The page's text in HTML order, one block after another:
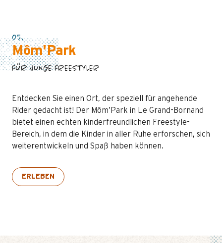
05.
Môm'Park
FÜR JUNGE FREESTYLER
Entdecken Sie einen Ort, der speziell für angehende
Rider gedacht ist! Der Môm’Park in Le Grand-Bornand
bietet einen echten kinderfreundlichen Freestyle-
Bereich, in dem die Kinder in aller Ruhe erforschen, sich
weiterentwickeln und Spaß haben können.
ERLEBEN